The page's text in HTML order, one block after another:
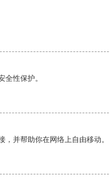
性保护。
并帮助你在网络上自由移动。